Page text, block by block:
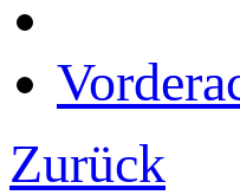
Zurück